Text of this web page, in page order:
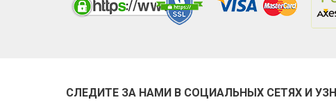
СЛЕДИТЕ ЗА НАМИ В СОЦИАЛЬНЫХ СЕТЯХ И